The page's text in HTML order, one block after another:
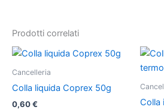
Prodotti correlati
Cancelleria
Colla liquida Coprex 50g
0,60€
Colla